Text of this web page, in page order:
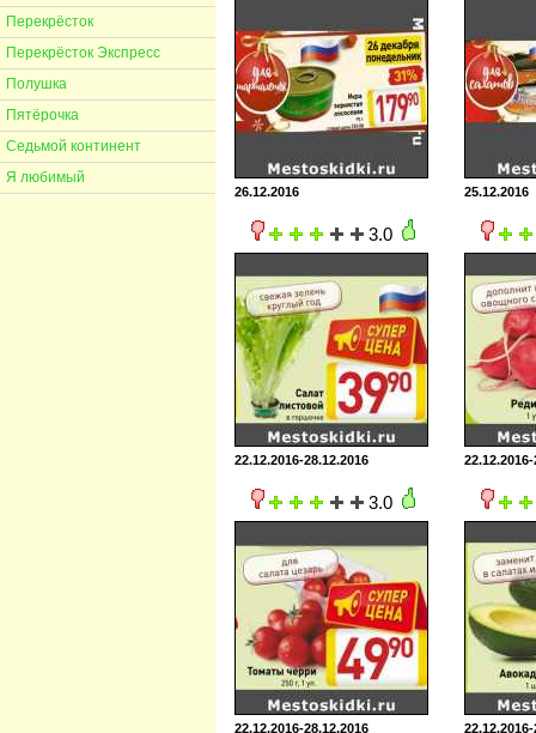
Перекрёсток
Перекрёсток Экспресс
Полушка
Пятёрочка
Седьмой континент
Я любимый
26.12.2016 25.12.2016
3.0
22.12.2016-28.12.2016
3.0
22.12.2016-28.12.2016